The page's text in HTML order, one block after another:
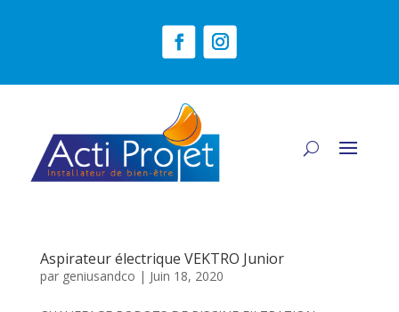
Aspirateur électrique VEKTRO Junior
par geniusandco | Juin 18, 2020